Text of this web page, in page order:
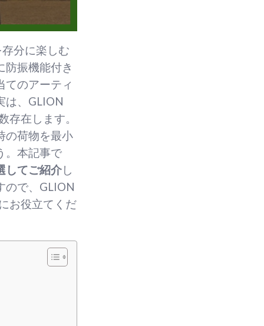
分に楽しむ
防振機能付き
てのアーティ
は、GLION
存在します。
の荷物を最小
。本記事で
してご紹介し
ので、GLION
お役立てくだ